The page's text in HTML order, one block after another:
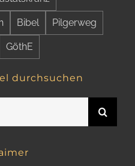
Bibel Pilgerweg
GöthE
durchsuchen